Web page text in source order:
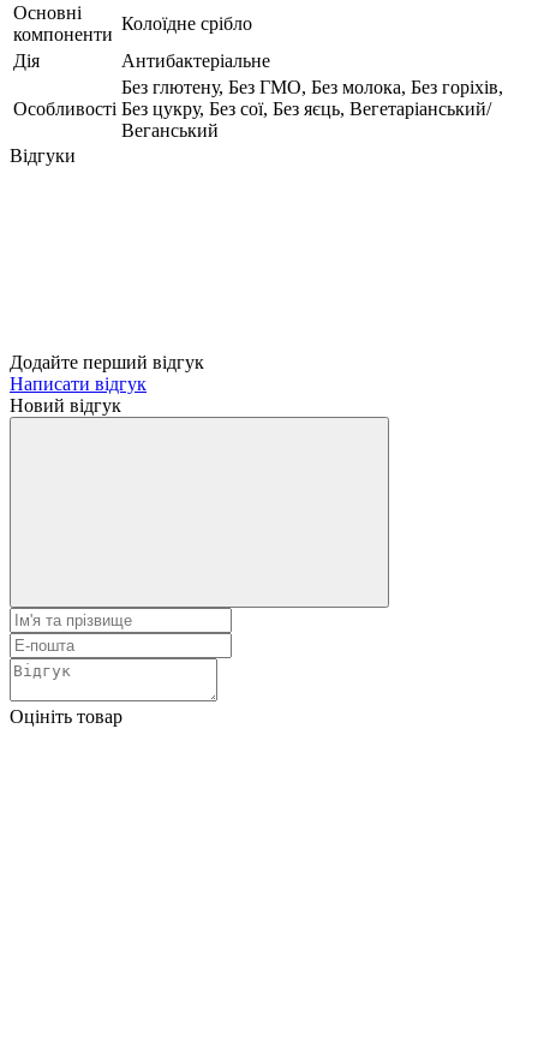
Основні
компоненти
Колоїдне срібло
Дія
Антибактеріальне
Особливості
Без глютену, Без ГМО, Без молока, Без горіхів,
Без цукру, Без сої, Без яєць, Вегетаріанський/
Веганський
Відгуки
Додайте перший відгук
Написати відгук
Новий відгук
Оцініть товар